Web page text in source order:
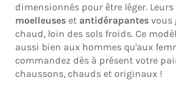
dimensionnés pour être léger. Leurs
moelleuses et antidérapantes vous
chaud, loin des sols froids. Ce
aussi bien aux hommes qu'aux
commandez dès à présent votre
chaussons, chauds et originaux !